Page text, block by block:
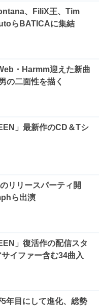
、FiliX王、Tim
らBATICAに集結
・Harmm迎えた新曲
の二面性を描く
」最新作のCD＆Tシ
リリースパーティ開
ら出演
」復活作の配信スタ
イファー含む34曲入
5年目にして進化、総勢